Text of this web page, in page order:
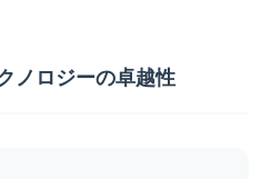
ノロジーの卓越性